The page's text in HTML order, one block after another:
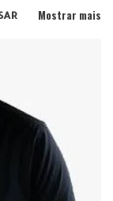
Mostrar mais